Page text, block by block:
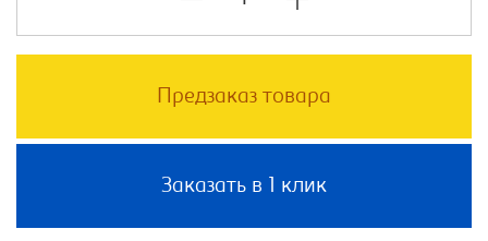
Предзаказ товара
Заказать в 1 клик